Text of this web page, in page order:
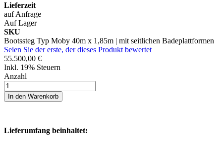
Lieferzeit
auf Anfrage
Auf Lager
SKU
Bootssteg Typ Moby 40m x 1,85m | mit seitlichen Badeplattformen
Seien Sie der erste, der dieses Produkt bewertet
55.500,00 €
Inkl. 19% Steuern
Anzahl
In den Warenkorb
Lieferumfang beinhaltet: